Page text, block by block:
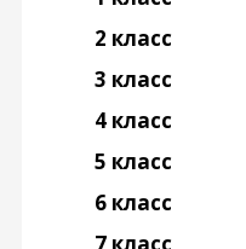
2 класс
3 класс
4 класс
5 класс
6 класс